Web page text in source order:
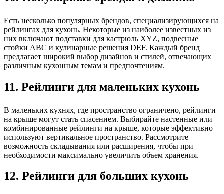
Есть несколько популярных брендов, специализирующихся на
рейлингах для кухонь. Некоторые из наиболее известных из
них включают подставки для кастрюль XYZ, подвесные
стойки ABC и кулинарные решения DEF. Каждый бренд
предлагает широкий выбор дизайнов и стилей, отвечающих
различным кухонным темам и предпочтениям.
11. Рейлинги для маленьких кухонь
В маленьких кухнях, где пространство ограничено, рейлинги
на крыше могут стать спасением. Выбирайте настенные или
комбинированные рейлинги на крыше, которые эффективно
используют вертикальное пространство. Рассмотрите
возможность складывания или расширения, чтобы при
необходимости максимально увеличить объем хранения.
12. Рейлинги для больших кухонь